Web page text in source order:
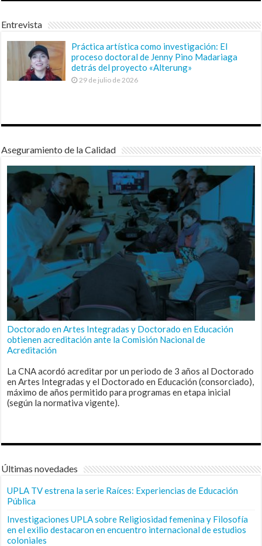
Entrevista
Práctica artística como investigación: El
proceso doctoral de Jenny Pino Madariaga
detrás del proyecto «Alterung»
29 de julio de 2026
Aseguramiento de la Calidad
Doctorado en Artes Integradas y Doctorado en Educación
obtienen acreditación ante la Comisión Nacional de
Acreditación
La CNA acordó acreditar por un periodo de 3 años al Doctorado
en Artes Integradas y el Doctorado en Educación (consorciado),
máximo de años permitido para programas en etapa inicial
(según la normativa vigente).
Últimas novedades
UPLA TV estrena la serie Raíces: Experiencias de Educación
Pública
Investigaciones UPLA sobre Religiosidad femenina y Filosofía
en el exilio destacaron en encuentro internacional de estudios
coloniales